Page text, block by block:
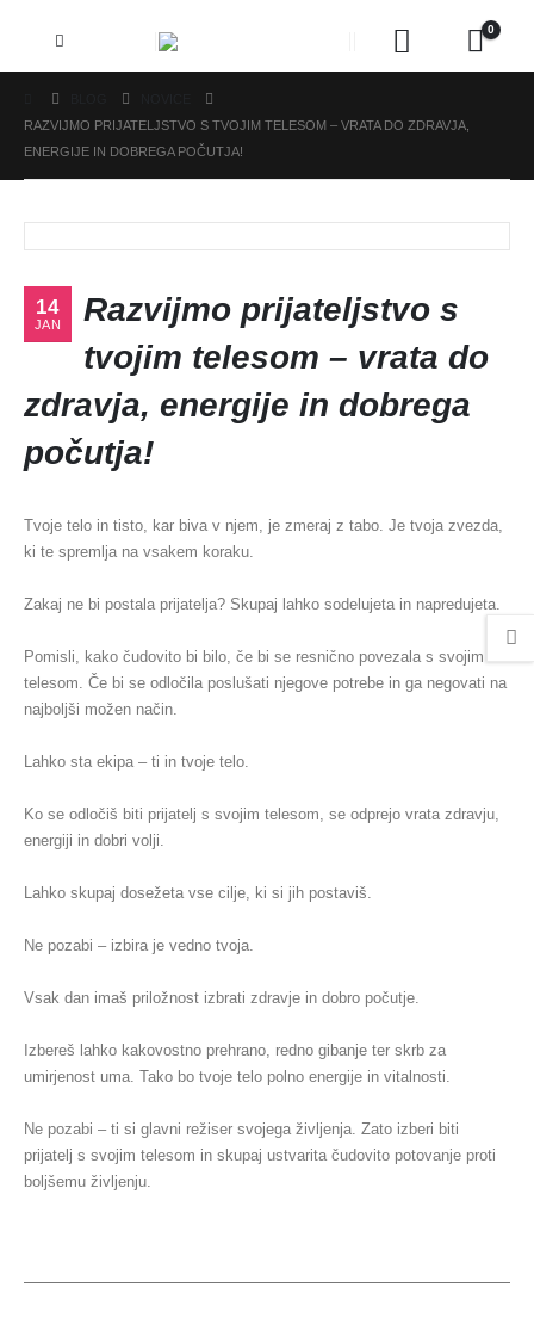
0
RAZVIJMO PRIJATELJSTVO S TVOJIM TELESOM – VRATA DO ZDRAVJA,
ENERGIJE IN DOBREGA POČUTJA!
14
JAN
Razvijmo prijateljstvo s
tvojim telesom – vrata do
zdravja, energije in dobrega
počutja!
Tvoje telo in tisto, kar biva v njem, je zmeraj z tabo. Je tvoja zvezda,
ki te spremlja na vsakem koraku.
Zakaj ne bi postala prijatelja? Skupaj lahko sodelujeta in napredujeta.
Pomisli, kako čudovito bi bilo, če bi se resnično povezala s svojim
telesom. Če bi se odločila poslušati njegove potrebe in ga negovati na
najboljši možen način.
Lahko sta ekipa – ti in tvoje telo.
Ko se odločiš biti prijatelj s svojim telesom, se odprejo vrata zdravju,
energiji in dobri volji.
Lahko skupaj dosežeta vse cilje, ki si jih postaviš.
Ne pozabi – izbira je vedno tvoja.
Vsak dan imaš priložnost izbrati zdravje in dobro počutje.
Izbereš lahko kakovostno prehrano, redno gibanje ter skrb za
umirjenost uma. Tako bo tvoje telo polno energije in vitalnosti.
Ne pozabi – ti si glavni režiser svojega življenja. Zato izberi biti
prijatelj s svojim telesom in skupaj ustvarita čudovito potovanje proti
boljšemu življenju.